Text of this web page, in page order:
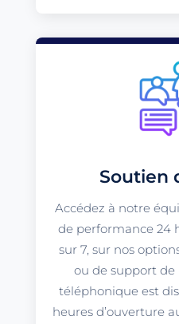
Soutien
Accédez à notre
de performance 24
sur 7, sur nos
ou de support de
téléphonique est
heures d’ouverture